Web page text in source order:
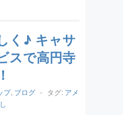
く♪ キャサ
スで高円寺
プ, ブログ - タグ: アメ